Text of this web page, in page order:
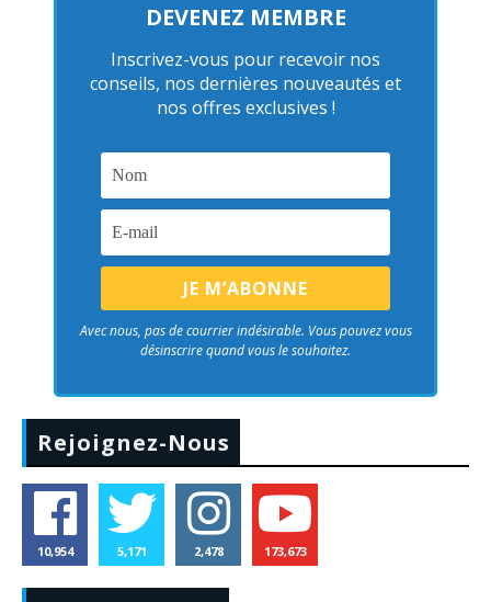
DEVENEZ MEMBRE
Inscrivez-vous pour recevoir nos
conseils, nos dernières nouveautés et
nos offres exclusives !
Avec nous, pas de courrier indésirable. Vous pouvez vous
désinscrire quand vous le souhaitez.
Rejoignez-Nous
10,954 5,171 2,478 173,673